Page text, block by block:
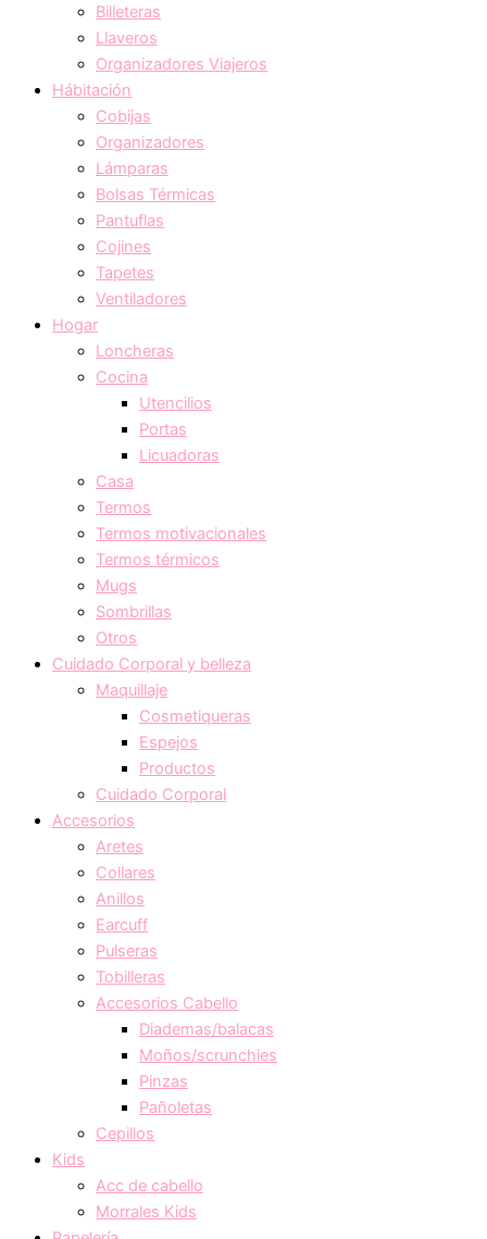
Billeteras
Llaveros
Organizadores Viajeros
Hábitación
Cobijas
Organizadores
Lámparas
Bolsas Térmicas
Pantuflas
Cojines
Tapetes
Ventiladores
Hogar
Loncheras
Cocina
Utencilios
Portas
Licuadoras
Casa
Termos
Termos motivacionales
Termos térmicos
Mugs
Sombrillas
Otros
Cuidado Corporal y belleza
Maquillaje
Cosmetiqueras
Espejos
Productos
Cuidado Corporal
Accesorios
Aretes
Collares
Anillos
Earcuff
Pulseras
Tobilleras
Accesorios Cabello
Diademas/balacas
Moños/scrunchies
Pinzas
Pañoletas
Cepillos
Kids
Acc de cabello
Morrales Kids